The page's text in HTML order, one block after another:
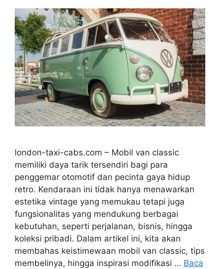
london-taxi-cabs.com – Mobil van classic
memiliki daya tarik tersendiri bagi para
penggemar otomotif dan pecinta gaya hidup
retro. Kendaraan ini tidak hanya menawarkan
estetika vintage yang memukau tetapi juga
fungsionalitas yang mendukung berbagai
kebutuhan, seperti perjalanan, bisnis, hingga
koleksi pribadi. Dalam artikel ini, kita akan
membahas keistimewaan mobil van classic, tips
membelinya, hingga inspirasi modifikasi … Baca